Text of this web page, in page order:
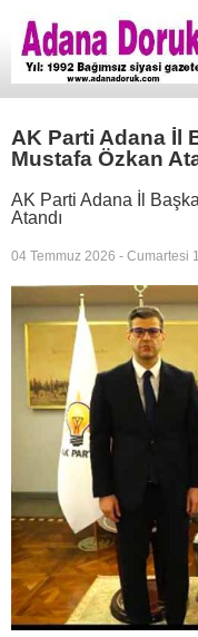
AK Parti Adana İl
Mustafa Özkan
AK Parti Adana İl
Atandı
04 Temmuz 2026 - Cumartesi